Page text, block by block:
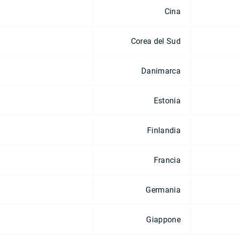
Cina
Corea del Sud
Danimarca
Estonia
Finlandia
Francia
Germania
Giappone